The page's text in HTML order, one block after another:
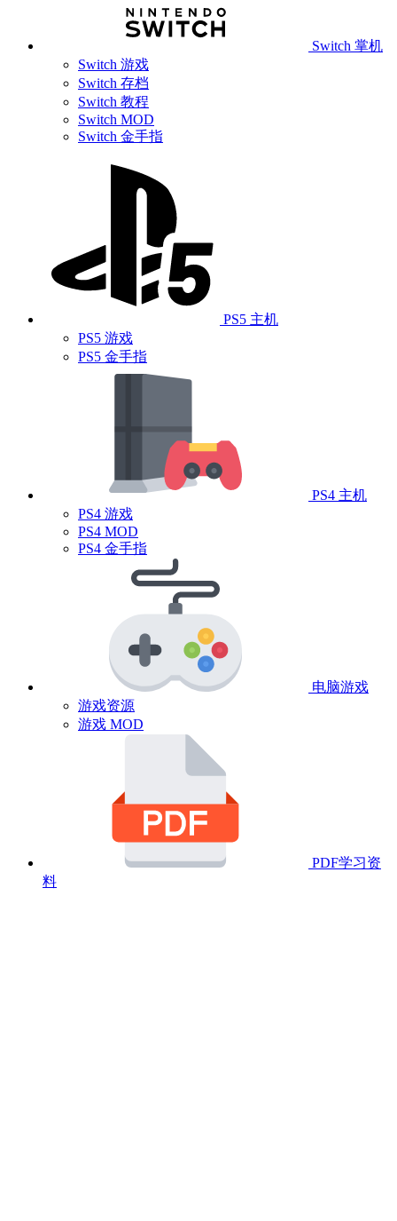
Switch 掌机
Switch 游戏
Switch 存档
Switch 教程
Switch MOD
Switch 金手指
PS5 主机
PS5 游戏
PS5 金手指
PS4 主机
PS4 游戏
PS4 MOD
PS4 金手指
电脑游戏
游戏资源
游戏 MOD
PDF学习资
料